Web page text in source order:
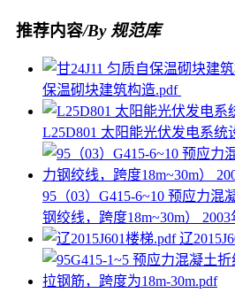
推荐内容/By 规范库
保温砌块建筑构造.pdf
L25D801 太阳能光伏发电系统
95（03）G415-6~10 预应力混
钢绞线，跨度18m~30m）
辽